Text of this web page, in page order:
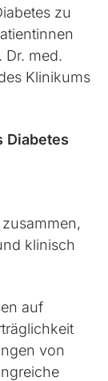
zu
Dr. med.
Klinikums
Diabetes
klinisch
auf
von